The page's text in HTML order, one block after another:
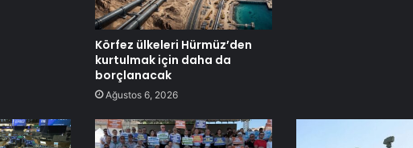
Körfez ülkeleri Hürmüz’den
kurtulmak için daha da
borçlanacak
Ağustos 6, 2026